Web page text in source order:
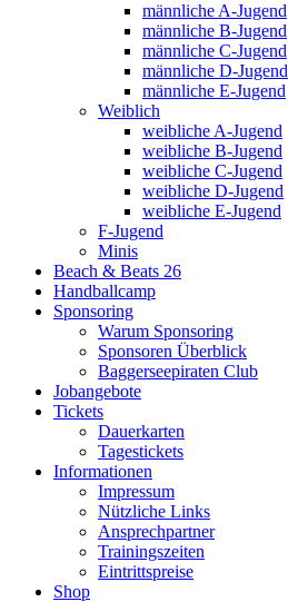
männliche A-Jugend
männliche B-Jugend
männliche C-Jugend
männliche D-Jugend
männliche E-Jugend
Weiblich
weibliche A-Jugend
weibliche B-Jugend
weibliche C-Jugend
weibliche D-Jugend
weibliche E-Jugend
F-Jugend
Minis
Beach & Beats 26
Handballcamp
Sponsoring
Warum Sponsoring
Sponsoren Überblick
Baggerseepiraten Club
Jobangebote
Tickets
Dauerkarten
Tagestickets
Informationen
Impressum
Nützliche Links
Ansprechpartner
Trainingszeiten
Eintrittspreise
Shop